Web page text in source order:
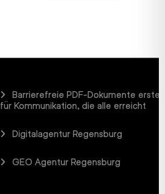
Barrierefreie PDF-Dokumente
für Kommunikation, die alle erreicht
Digitalagentur Regensburg
GEO Agentur Regensburg